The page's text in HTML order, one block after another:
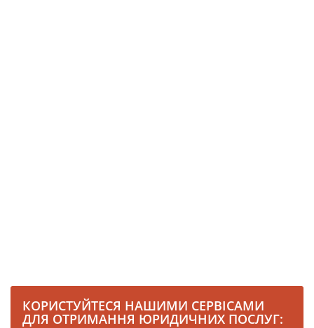
КОРИСТУЙТЕСЯ НАШИМИ СЕРВІСАМИ
ДЛЯ ОТРИМАННЯ ЮРИДИЧНИХ ПОСЛУГ: